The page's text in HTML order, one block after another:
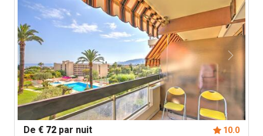
De€ 72 par nuit 10.0